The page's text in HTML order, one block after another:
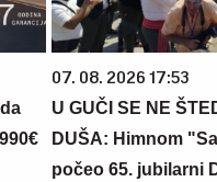
07. 08. 2026 17:53
U GUČI SE NE
DUŠA: Himnom
počeo 65. jubilarni